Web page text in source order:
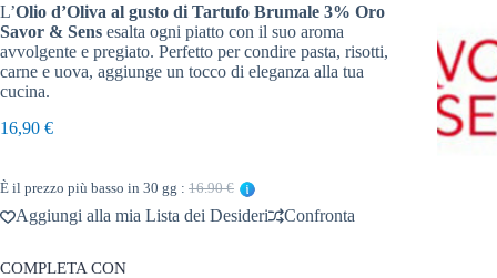
L’Olio d’Oliva al gusto di Tartufo Brumale 3% Oro
Savor & Sens esalta ogni piatto con il suo aroma
avvolgente e pregiato. Perfetto per condire pasta, risotti,
carne e uova, aggiunge un tocco di eleganza alla tua
cucina.
16,90 €
È il prezzo più basso in 30 gg : 16.90 €
Aggiungi alla mia Lista dei Desideri Confronta
COMPLETA CON